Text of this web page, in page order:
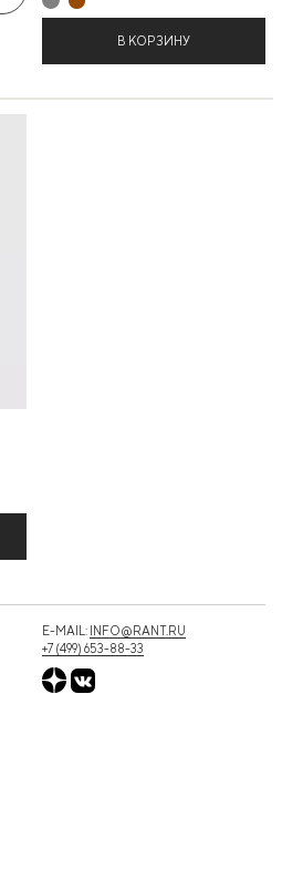
В КОРЗИНУ
E-MAIL: INFO@RANT.RU
+7 (499) 653-88-33